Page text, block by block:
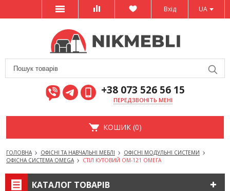
UA
Вхід
+38 073 526 56 15
ПЕРЕДЗВОНІТЬ МЕНІ
КОШИК (0)
ГОЛОВНА ОФІСНІ ТА НАВЧАЛЬНІ МЕБЛІ
ОФІСНІ МОДУЛЬНІ СИСТЕМИ
ОФІСНА СИСТЕМА OMEGA
СТІЛ КУТОВИЙ ОМ-121 ОМЕГА
КАТАЛОГ ТОВАРІВ